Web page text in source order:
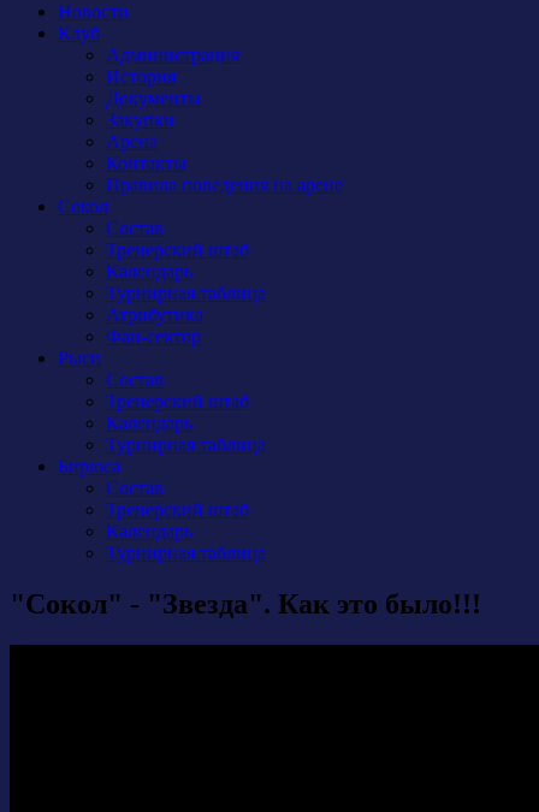
Новости
Клуб
Администрация
История
Документы
Закупки
Арена
Контакты
Правила поведения на арене
Сокол
Состав
Тренерский штаб
Календарь
Турнирная таблица
Атрибутика
Фан-сектор
Рыси
Состав
Тренерский штаб
Календарь
Турнирная таблица
Бирюса
Состав
Тренерский штаб
Календарь
Турнирная таблица
"Сокол" - "Звезда". Как это было!!!